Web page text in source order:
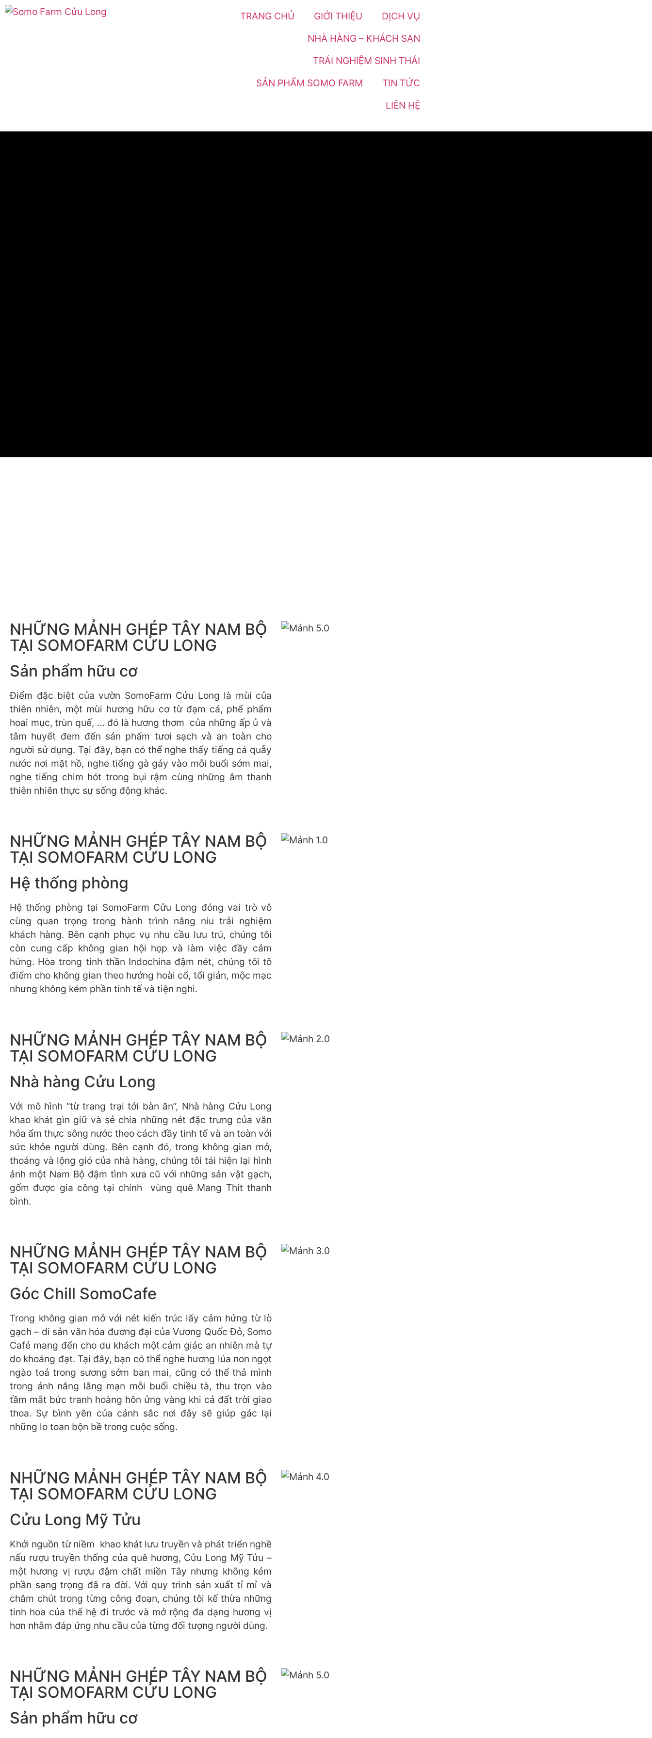
TRANG CHỦ GIỚI THIỆU
DỊCH VỤ
NHÀ HÀNG – KHÁCH SẠN
TRẢI NGHIỆM SINH THÁI
SẢN PHẨM SOMO FARM
TIN TỨC
LIÊN HỆ
NHỮNG MẢNH GHÉP TÂY NAM BỘ
TẠI SOMOFARM CỬU LONG
Sản phẩm hữu cơ
Điểm đặc biệt của vườn SomoFarm Cửu Long là mùi của
thiên nhiên, một mùi hương hữu cơ từ đạm cá, phế phẩm
hoai mục, trùn quế, … đó là hương thơm của những ấp ủ và
tâm huyết đem đến sản phẩm tươi sạch và an toàn cho
người sử dụng. Tại đây, bạn có thể nghe thấy tiếng cá quẫy
nước nơi mặt hồ, nghe tiếng gà gáy vào mỗi buổi sớm mai,
nghe tiếng chim hót trong bụi rậm cùng những âm thanh
thiên nhiên thực sự sống động khác.
NHỮNG MẢNH GHÉP TÂY NAM BỘ
TẠI SOMOFARM CỬU LONG
Hệ thống phòng
Hệ thống phòng tại SomoFarm Cửu Long đóng vai trò vô
cùng quan trọng trong hành trình nâng niu trải nghiệm
khách hàng. Bên cạnh phục vụ nhu cầu lưu trú, chúng tôi
còn cung cấp không gian hội họp và làm việc đầy cảm
hứng. Hòa trong tinh thần Indochina đậm nét, chúng tôi tô
điểm cho không gian theo hướng hoài cổ, tối giản, mộc mạc
nhưng không kém phần tinh tế và tiện nghi.
NHỮNG MẢNH GHÉP TÂY NAM BỘ
TẠI SOMOFARM CỬU LONG
Nhà hàng Cửu Long
Với mô hình “từ trang trại tới bàn ăn”, Nhà hàng Cửu Long
khao khát gìn giữ và sẻ chia những nét đặc trưng của văn
hóa ẩm thực sông nước theo cách đầy tinh tế và an toàn với
sức khỏe người dùng. Bên cạnh đó, trong không gian mở,
thoáng và lộng gió của nhà hàng, chúng tôi tái hiện lại hình
ảnh một Nam Bộ đậm tình xưa cũ với những sản vật gạch,
gốm được gia công tại chính vùng quê Mang Thít thanh
bình.
NHỮNG MẢNH GHÉP TÂY NAM BỘ
TẠI SOMOFARM CỬU LONG
Góc Chill SomoCafe
Trong không gian mở với nét kiến trúc lấy cảm hứng từ lò
gạch – di sản văn hóa đương đại của Vương Quốc Đỏ, Somo
Café mang đến cho du khách một cảm giác an nhiên mà tự
do khoáng đạt. Tại đây, bạn có thể nghe hương lúa non ngọt
ngào toả trong sương sớm ban mai, cũng có thể thả mình
trong ánh nắng lãng mạn mỗi buổi chiều tà, thu trọn vào
tầm mắt bức tranh hoàng hôn ửng vàng khi cả đất trời giao
thoa. Sự bình yên của cảnh sắc nơi đây sẽ giúp gác lại
những lo toan bộn bề trong cuộc sống.
NHỮNG MẢNH GHÉP TÂY NAM BỘ
TẠI SOMOFARM CỬU LONG
Cửu Long Mỹ Tửu
Khởi nguồn từ niềm khao khát lưu truyền và phát triển nghề
nấu rượu truyền thống của quê hương, Cửu Long Mỹ Tửu –
một hương vị rượu đậm chất miền Tây nhưng không kém
phần sang trọng đã ra đời. Với quy trình sản xuất tỉ mỉ và
chăm chút trong từng công đoạn, chúng tôi kế thừa những
tinh hoa của thế hệ đi trước và mở rộng đa dạng hương vị
hơn nhằm đáp ứng nhu cầu của từng đối tượng người dùng.
NHỮNG MẢNH GHÉP TÂY NAM BỘ
TẠI SOMOFARM CỬU LONG
Sản phẩm hữu cơ